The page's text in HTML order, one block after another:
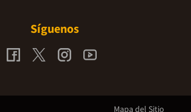
Síguenos